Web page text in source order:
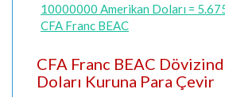
10000000 Amerikan Doları =
CFA Franc BEAC
CFA Franc BEAC
Doları Kuruna Para Çevir